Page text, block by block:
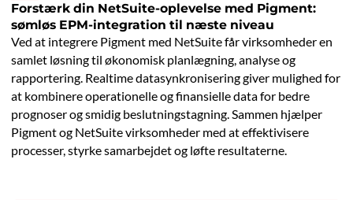
Forstærk din NetSuite-oplevelse med Pigment:
sømløs EPM-integration til næste niveau
Ved at integrere Pigment med NetSuite får virksomheder en
samlet løsning til økonomisk planlægning, analyse og
rapportering. Realtime datasynkronisering giver mulighed for
at kombinere operationelle og finansielle data for bedre
prognoser og smidig beslutningstagning. Sammen hjælper
Pigment og NetSuite virksomheder med at effektivisere
processer, styrke samarbejdet og løfte resultaterne.